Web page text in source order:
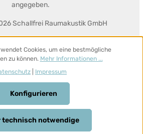
Schallfrei Raumakustik GmbH
angegeben.
Cookies, um eine bestmögliche
zu können. Mehr Informationen ...
Impressum
technisch notwendige
Konfigurieren